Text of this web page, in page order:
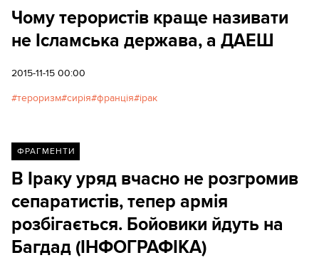
Чому терористів краще називати
не Ісламська держава, а ДАЕШ
2015-11-15 00:00
тероризм сирія франція ірак
ФРАГМЕНТИ
В Іраку уряд вчасно не розгромив
сепаратистів, тепер армія
розбігається. Бойовики йдуть на
Багдад (ІНФОГРАФІКА)